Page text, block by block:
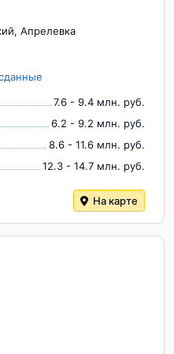
, Апрелевка
7.6 - 9.4 млн. руб.
6.2 - 9.2 млн. руб.
8.6 - 11.6 млн. руб.
12.3 - 14.7 млн. руб.
На карте